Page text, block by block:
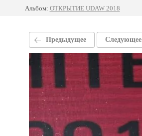
Альбом: ОТКРЫТИЕ UDAW 2018
Предыдущее Следующее